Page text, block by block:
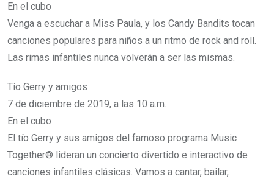
En el cubo
Venga a escuchar a Miss Paula, y los Candy Bandits tocan
canciones populares para niños a un ritmo de rock and roll.
Las rimas infantiles nunca volverán a ser las mismas.
Tío Gerry y amigos
7 de diciembre de 2019, a las 10 a.m.
En el cubo
El tío Gerry y sus amigos del famoso programa Music
Together® lideran un concierto divertido e interactivo de
canciones infantiles clásicas. Vamos a cantar, bailar,